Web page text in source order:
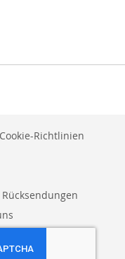
Richtlinien